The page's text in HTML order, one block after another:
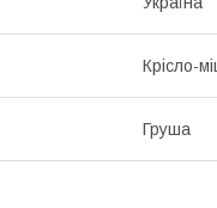
Крісло-
Груша